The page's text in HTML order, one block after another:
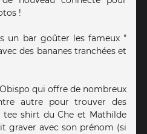
!
un bar goûter les fameux "
des bananes tranchées et
qui offre de nombreux
autre pour trouver des
shirt du Che et Mathilde
graver avec son prénom (si